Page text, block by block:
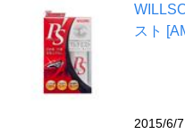
スト
2015/6/